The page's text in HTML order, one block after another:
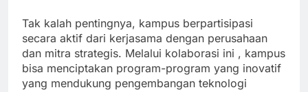
Tak kalah pentingnya, kampus berpartisipasi
secara aktif dari kerjasama dengan perusahaan
dan mitra strategis. Melalui kolaborasi ini , kampus
bisa menciptakan program-program yang inovatif
yang mendukung pengembangan teknologi